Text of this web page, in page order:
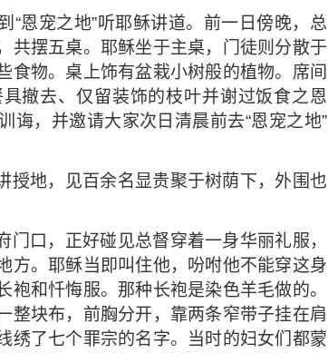
“恩宠之地”听耶稣讲道。前一日傍晚，总
共摆五桌。耶稣坐于主桌，门徒则分散于
食物。桌上饰有盆栽小树般的植物。席间
撤去、仅留装饰的枝叶并谢过饭食之恩
诲，并邀请大家次日清晨前去“恩宠之地”
授地，见百余名显贵聚于树荫下，外围也
口，正好碰见总督穿着一身华丽礼服，
方。耶稣当即叫住他，吩咐他不能穿这身
和忏悔服。那种长袍是染色羊毛做的。
整块布，前胸分开，靠两条窄带子挂在肩
绣了七个罪宗的名字。当时的妇女们都蒙